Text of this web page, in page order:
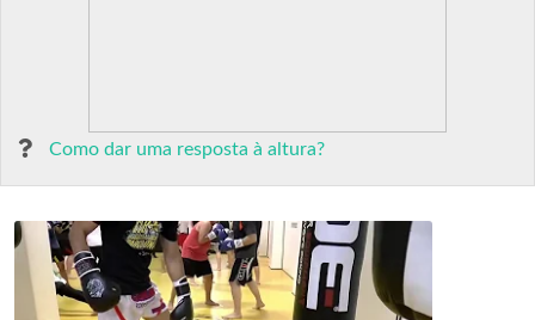
Como dar uma resposta à altura?